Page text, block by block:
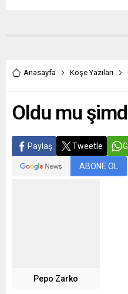
Anasayfa Köşe Yazıları
Oldu mu
Paylaş Tweetle
ABONE OL
Pepo Zarko